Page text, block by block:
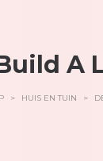
A
> HUIS EN TUIN >